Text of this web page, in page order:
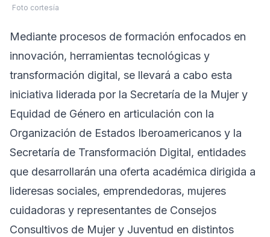
Foto cortesía
Mediante procesos de formación enfocados en
innovación, herramientas tecnológicas y
transformación digital, se llevará a cabo esta
iniciativa liderada por la Secretaría de la Mujer y
Equidad de Género en articulación con la
Organización de Estados Iberoamericanos y la
Secretaría de Transformación Digital, entidades
que desarrollarán una oferta académica dirigida a
lideresas sociales, emprendedoras, mujeres
cuidadoras y representantes de Consejos
Consultivos de Mujer y Juventud en distintos